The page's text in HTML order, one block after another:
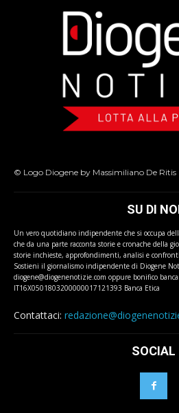
© Logo Diogene by Massimiliano De Ritis
SU DI
Un vero quotidiano indipendente che si occupa
che da una parte racconta storie e cronache della
storie inchieste, approfondimenti, analisi e confronti.
Sostieni il giornalismo indipendente di Diogene
diogene@diogenenotizie.com oppure bonifico
IT16X0501803200000017121393 Banca Etica
Contattaci:
SOCIAL